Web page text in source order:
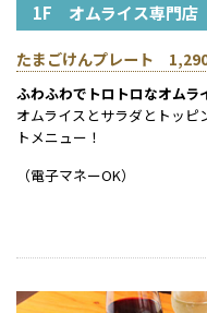
1F オムライス専門店
たまごけんプレート 1,290
ふわふわでトロトロなオムラ
オムライスとサラダとトッ
トメニュー！
（電子マネーOK）